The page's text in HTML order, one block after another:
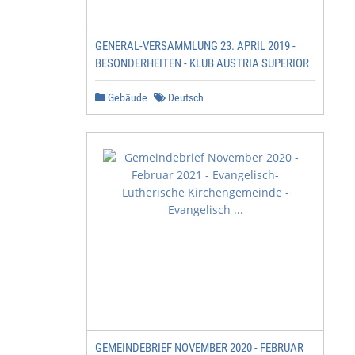
GENERAL-VERSAMMLUNG 23. APRIL 2019 -
BESONDERHEITEN - KLUB AUSTRIA SUPERIOR
Gebäude Deutsch
GEMEINDEBRIEF NOVEMBER 2020 - FEBRUAR